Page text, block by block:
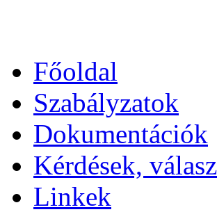
Főoldal
Szabályzatok
Dokumentációk
Kérdések,
Linkek